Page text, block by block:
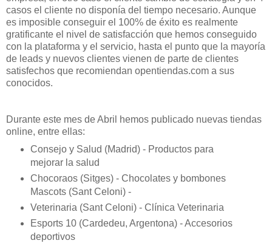
casos el cliente no disponía del tiempo necesario. Aunque
es imposible conseguir el 100% de éxito es realmente
gratificante el nivel de satisfacción que hemos conseguido
con la plataforma y el servicio, hasta el punto que la mayoría
de leads y nuevos clientes vienen de parte de clientes
satisfechos que recomiendan opentiendas.com a sus
conocidos.
Durante este mes de Abril hemos publicado nuevas tiendas
online, entre ellas:
Consejo y Salud (Madrid) - Productos para
mejorar la salud
Chocoraos (Sitges) - Chocolates y bombones
Mascots (Sant Celoni) -
Veterinaria (Sant Celoni) - Clínica Veterinaria
Esports 10 (Cardedeu, Argentona) - Accesorios
deportivos